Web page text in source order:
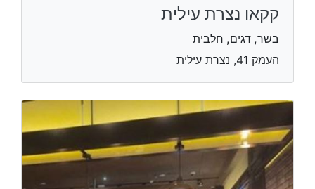
קקאו נצרת עילית
בשר, דגים, חלבית
העמק 41, נצרת עילית